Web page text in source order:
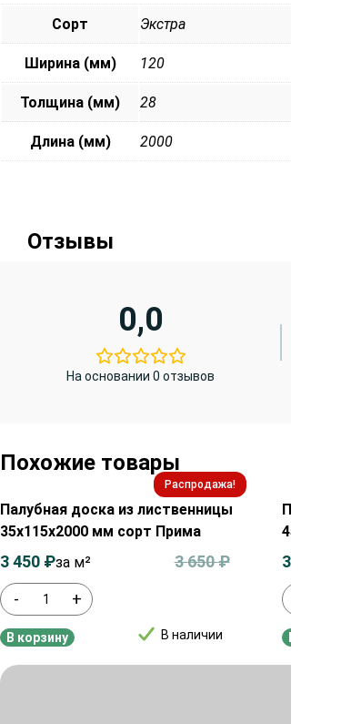
Сорт Экстра
Ширина (мм) 120
Толщина (мм) 28
Длина (мм) 2000
Отзывы
0,0
На основании 0 отзывов
Похожие товары
Распродажа!
Палубная доска из лиственницы
35х115х2000 мм сорт Прима
- +
В наличии
3 650₽
3 450 ₽за м²
В корзину
3 350